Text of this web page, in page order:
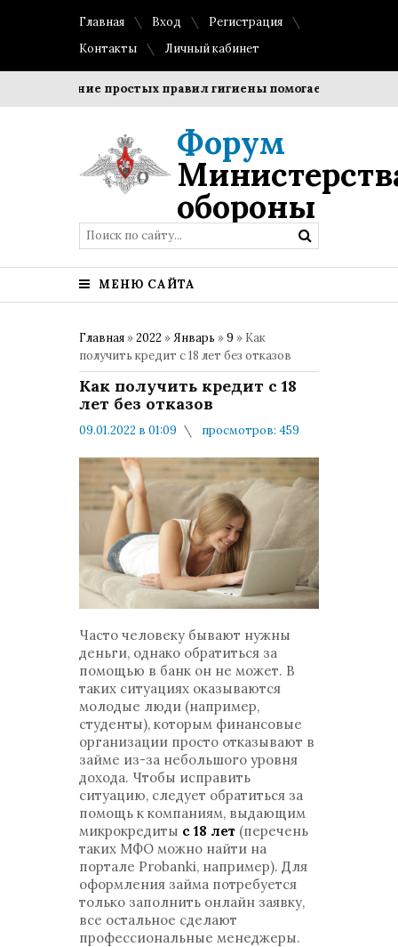
Главная Вход
Регистрация
Контакты
Личный кабинет
простых правил гигиены помогает сохранить
Форум
обороны
МЕНЮ САЙТА
Главная »2022 »Январь »9 » Как
получить кредит с 18 лет без отказов
Как получить кредит с 18
лет без отказов
09.01.2022 в 01:09
просмотров: 459
Мнения и публикации
Часто человеку бывают нужны
деньги, однако обратиться за
помощью в банк он не может. В
таких ситуациях оказываются
молодые люди (например,
студенты), которым финансовые
организации просто отказывают в
займе из-за небольшого уровня
дохода. Чтобы исправить
ситуацию, следует обратиться за
помощь к компаниям, выдающим
микрокредиты с 18 лет (перечень
таких МФО можно найти на
портале Probanki, например). Для
оформления займа потребуется
только заполнить онлайн заявку,
все остальное сделают
профессиональные менеджеры.